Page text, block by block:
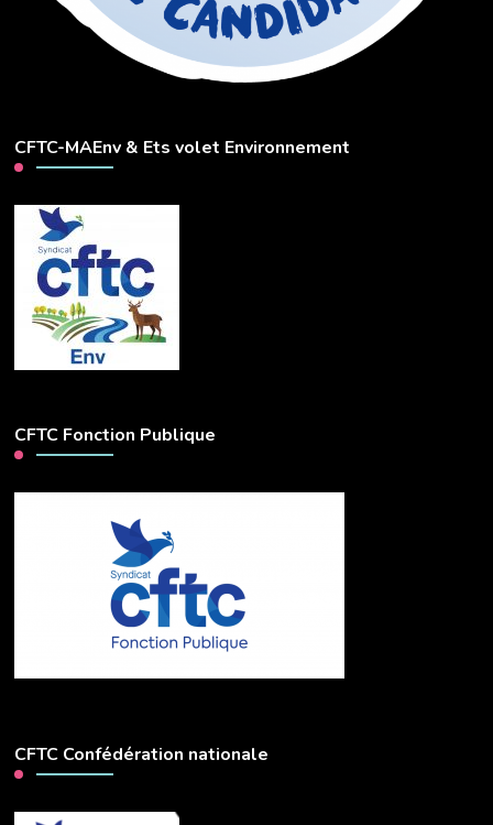
CFTC-MAEnv & Ets volet Environnement
CFTC Fonction Publique
CFTC Confédération nationale